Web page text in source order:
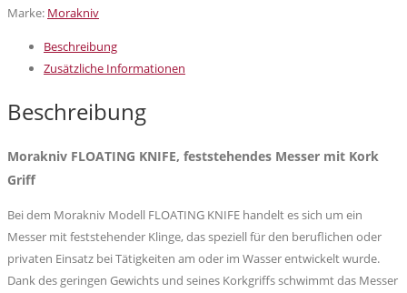
KNIFE,
Messer
Griff
Marke: Morakniv
Beschreibung
Zusätzliche Informationen
Beschreibung
Morakniv FLOATING KNIFE, feststehendes Messer mit Kork
Griff
Bei dem Morakniv Modell FLOATING KNIFE handelt es sich um ein
Messer mit feststehender Klinge, das speziell für den beruflichen oder
privaten Einsatz bei Tätigkeiten am oder im Wasser entwickelt wurde.
Dank des geringen Gewichts und seines Korkgriffs schwimmt das Messer